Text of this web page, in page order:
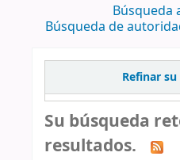
Búsqueda
Búsqueda de
Refinar
Su búsqueda
resultados.